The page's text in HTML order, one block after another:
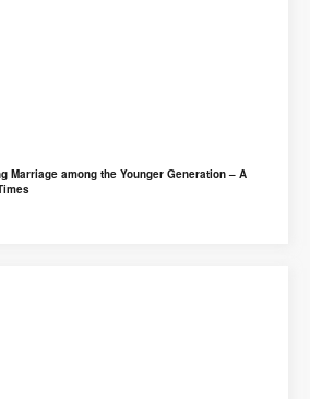
Marriage among the Younger Generation – A